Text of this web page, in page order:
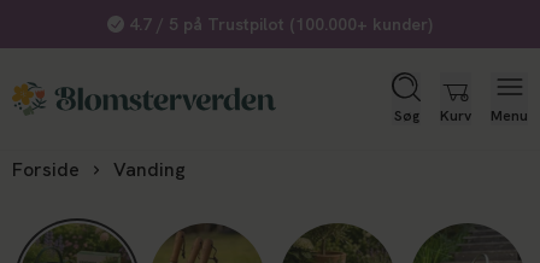
4.7 / 5 på Trustpilot (100.000+ kunder)
Søg Kurv Menu
Forside Vanding